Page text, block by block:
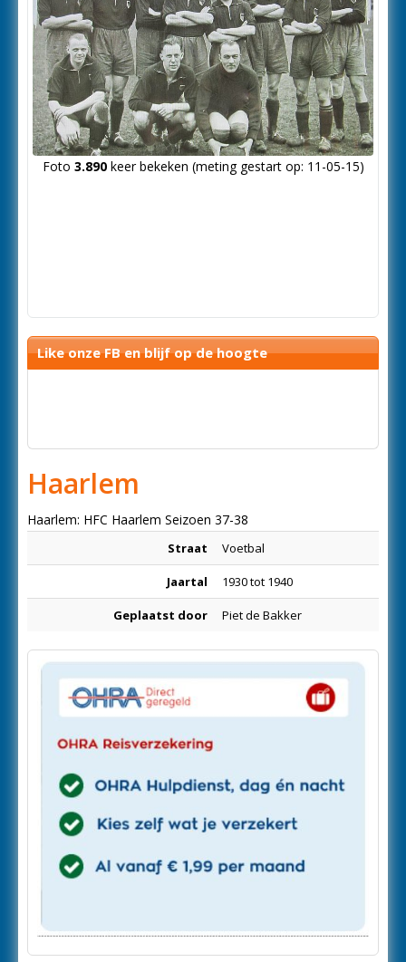
Foto 3.890keer bekeken (meting gestart op: 11-05-15)
Like onze FB en blijf op de hoogte
Haarlem
Haarlem: HFC Haarlem Seizoen 37-38
Straat Voetbal
Jaartal 1930 tot 1940
Geplaatst door Piet de Bakker